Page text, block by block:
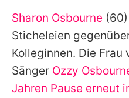
Sharon Osbourne
Sticheleien
Kolleginnen. Die Frau
Sänger Ozzy
Jahren Pause erneut